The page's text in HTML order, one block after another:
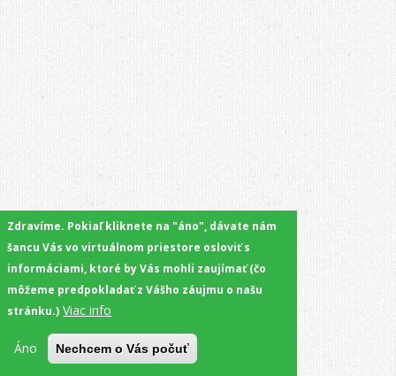
Zdravíme. Pokiaľ kliknete na "áno", dávate nám
šancu Vás vo virtuálnom priestore osloviť s
informáciami, ktoré by Vás mohli zaujímať (čo
môžeme predpokladať z Vášho záujmu o našu
stránku.) Viac info
Áno Nechcem o Vás počuť